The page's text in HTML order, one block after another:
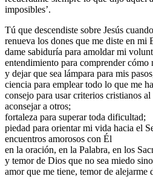
imposibles’.
Tú que descendiste sobre Jesús
renueva los dones que me diste en mi
dame sabiduría para amoldar mi
entendimiento para comprender cómo
y dejar que sea lámpara para mis
ciencia para emplear todo lo que me
consejo para usar criterios cristianos
aconsejar a otros;
fortaleza para superar toda dificultad;
piedad para orientar mi vida hacia el
encuentros amorosos con Él
en la oración, en la Palabra, en los
y temor de Dios que no sea miedo
amor que me tiene, temor de alejarme